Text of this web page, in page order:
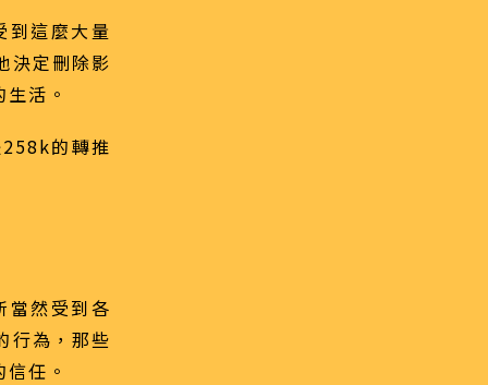
到這麼大量
決定刪除影
活。
258k的轉推
然受到各
行為，那些
任。